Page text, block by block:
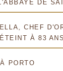
DE
CHEF
À 83 ANS
PORTO